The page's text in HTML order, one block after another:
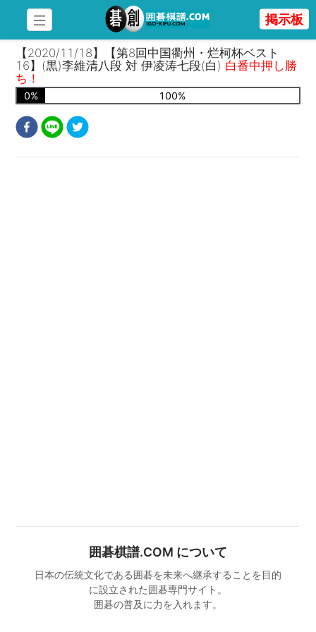
掲示板
【2020/11/18】【第8回中国衢州・烂柯杯ベスト
16】(黒)李維清八段 対 伊凌涛七段(白) 白番中押し勝
ち！
0% 100%
囲碁棋譜.COM について
日本の伝統文化である囲碁を未来へ継承することを目的
に設立された囲碁専門サイト。
囲碁の普及に力を入れます。